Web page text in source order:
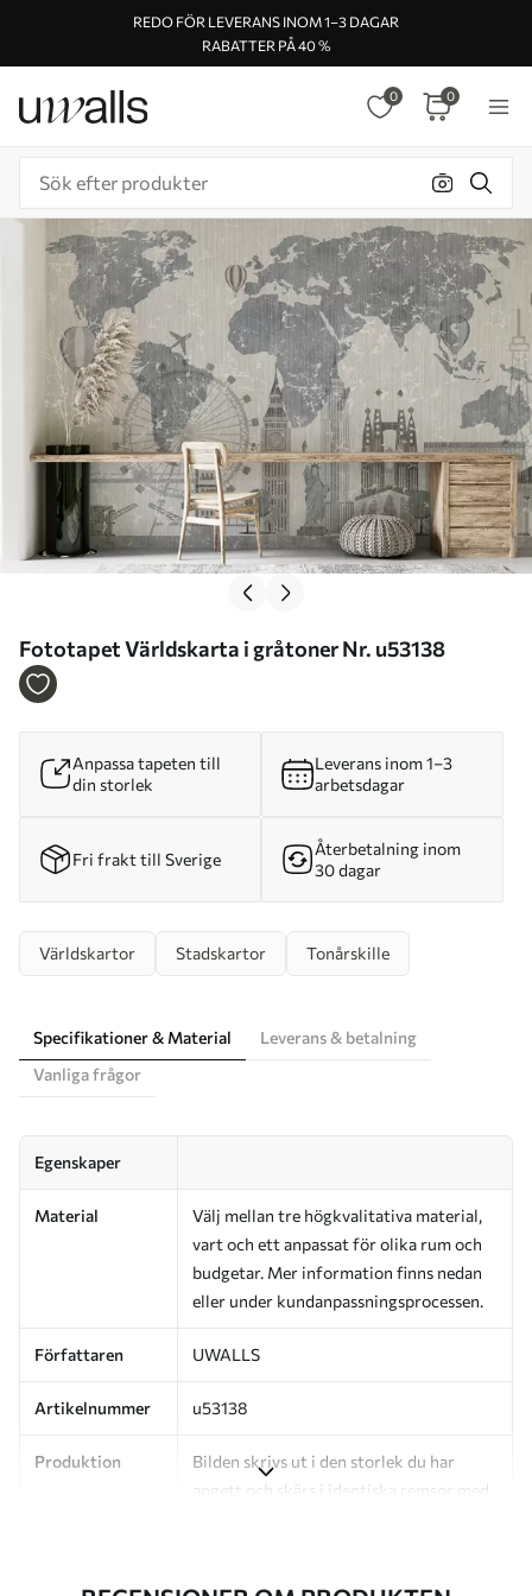
REDO FÖR LEVERANS INOM 1–3 DAGAR
RABATTER PÅ 40 %
0 0
Fototapet Världskarta i gråtoner Nr. u53138
Anpassa tapeten till
din storlek
Leverans inom 1–3
arbetsdagar
Fri frakt till Sverige
Återbetalning inom
30 dagar
Världskartor Stadskartor Tonårskille
Specifikationer & Material
Leverans & betalning
Vanliga frågor
Egenskaper
Material
Välj mellan tre högkvalitativa material,
vart och ett anpassat för olika rum och
budgetar. Mer information finns nedan
eller under kundanpassningsprocessen.
Författaren UWALLS
Artikelnummer u53138
Produktion
Bilden skrivs ut i den storlek du har
angett och skärs i identiska remsor med